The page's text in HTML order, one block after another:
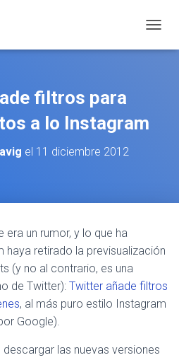
filtros para
a lo Instagram
el 11 diciembre 2012
era un rumor, y lo que ha
retirado la previsualización
(y no al contrario, es una
de Twitter): Twitter añade filtros
, al más puro estilo Instagram
Google).
las nuevas versiones